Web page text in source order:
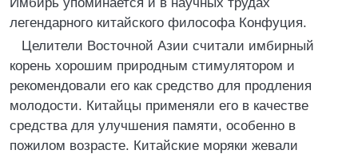
легендарного китайского философа Конфуция.
Целители Восточной Азии считали имбирный
корень хорошим природным стимулятором и
рекомендовали его как средство для продления
молодости. Китайцы применяли его в качестве
средства для улучшения памяти, особенно в
пожилом возрасте. Китайские моряки жевали